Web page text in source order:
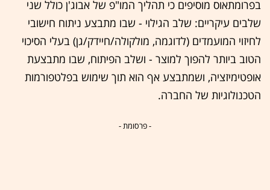
בפרומתאוס מוסיפים כי תהליך המו"פ של אבוג'ן כולל שני
שלבים עיקריים: שלב הגילוי - שבו מתבצע ניתוח חישובי
לחיזוי המועמדים (לדוגמה, מולקולה/חיידק/גן) בעלי הסיכוי
הטוב ביותר להפוך למוצר - ושלב הפיתוח, שבו מתבצעת
אופטימיזציה, ושמתבצע אף הוא תוך שימוש בפלטפורמות
הטכנולוגיות של החברה.
- פרסומת -